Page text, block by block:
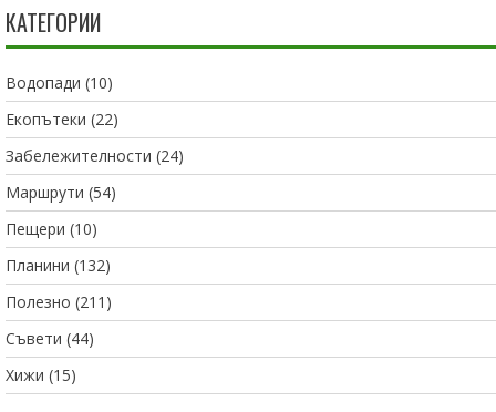
КАТЕГОРИИ
Водопади (10)
Екопътеки (22)
Забележителности (24)
Маршрути (54)
Пещери (10)
Планини (132)
Полезно (211)
Съвети (44)
Хижи (15)